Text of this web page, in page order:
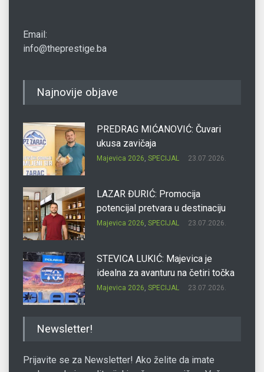
Email:
info@theprestige.ba
Najnovije objave
PREDRAG MIĆANOVIĆ: Čuvari
ukusa zavičaja
Majevica 2026, SPECIJAL 23.07.2026.
LAZAR ĐURIĆ: Promocija
potencijal pretvara u destinaciju
Majevica 2026, SPECIJAL 23.07.2026.
STEVICA LUKIĆ: Majevica je
idealna za avanturu na četiri točka
Majevica 2026, SPECIJAL 23.07.2026.
Newsletter!
Prijavite se za Newsletter! Ako želite da imate